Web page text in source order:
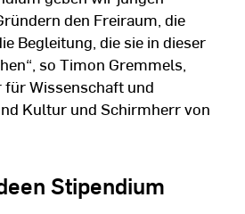
den Freiraum, die
Begleitung, die sie in dieser
so Timon Gremmels,
Wissenschaft und
Kultur und Schirmherr von
Stipendium